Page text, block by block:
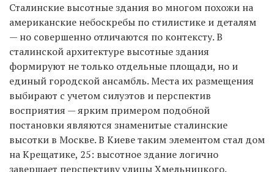
Сталинские высотные здания во многом похожи на
американские небоскребы по стилистике и деталям
— но совершенно отличаются по контексту. В
сталинской архитектуре высотные здания
формируют не только отдельные площади, но и
единый городской ансамбль. Места их размещения
выбирают с учетом силуэтов и перспектив
восприятия — ярким примером подобной
постановки являются знаменитые сталинские
высотки в Москве. В Киеве таким элементом стал дом
на Крещатике, 25: высотное здание логично
завершает перспективу улицы Хмельницкого.